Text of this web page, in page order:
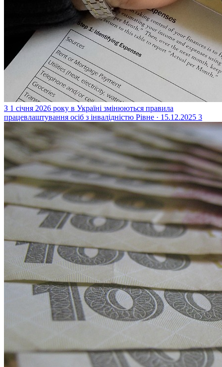
З 1 січня 2026 року в Україні змінюються правила
працевлаштування осіб з інвалідністю Рівне · 15.12.2025 3